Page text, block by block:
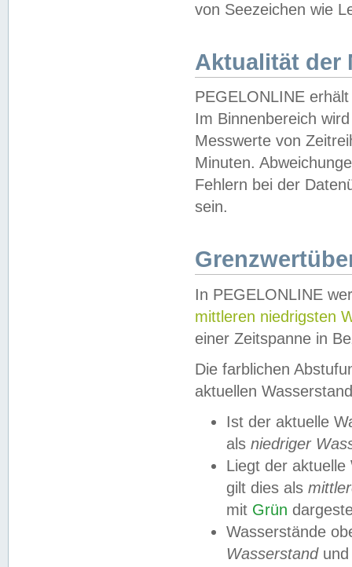
von Seezeichen wie
Aktualität der
PEGELONLINE
Im Binnenbereich
Messwerte von
Minuten.
Fehlern bei der
sein.
In PEGELONLINE
mittleren niedrigsten
einer Zeitspanne in
Die farblichen
aktuellen
Ist der aktuelle
als niedriger
Liegt der
gilt dies als
mit Grün
Wasserstände
Wasserstandund